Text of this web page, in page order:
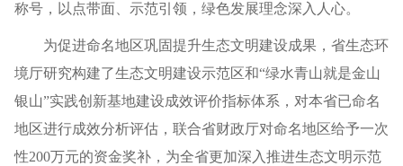
称号，以点带面、示范引领，绿色发展理念深入人心。
为促进命名地区巩固提升生态文明建设成果，省生态环
境厅研究构建了生态文明建设示范区和“绿水青山就是金山
银山”实践创新基地建设成效评价指标体系，对本省已命名
地区进行成效分析评估，联合省财政厅对命名地区给予一次
性200万元的资金奖补，为全省更加深入推进生态文明示范